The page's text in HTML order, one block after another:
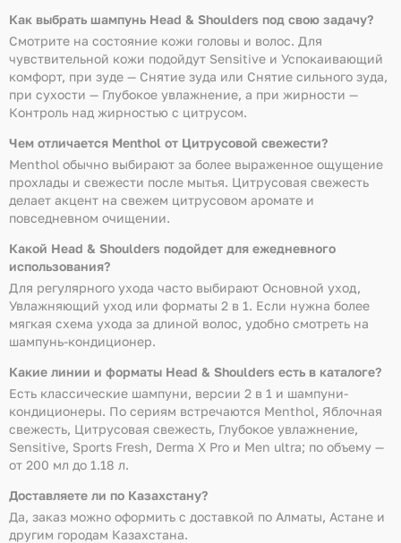
Как выбрать шампунь Head & Shoulders под свою задачу?
Смотрите на состояние кожи головы и волос. Для
чувствительной кожи подойдут Sensitive и Успокаивающий
комфорт, при зуде — Снятие зуда или Снятие сильного зуда,
при сухости — Глубокое увлажнение, а при жирности —
Контроль над жирностью с цитрусом.
Чем отличается Menthol от Цитрусовой свежести?
Menthol обычно выбирают за более выраженное ощущение
прохлады и свежести после мытья. Цитрусовая свежесть
делает акцент на свежем цитрусовом аромате и
повседневном очищении.
Какой Head & Shoulders подойдет для ежедневного
использования?
Для регулярного ухода часто выбирают Основной уход,
Увлажняющий уход или форматы 2 в 1. Если нужна более
мягкая схема ухода за длиной волос, удобно смотреть на
шампунь-кондиционер.
Какие линии и форматы Head & Shoulders есть в каталоге?
Есть классические шампуни, версии 2 в 1 и шампуни-
кондиционеры. По сериям встречаются Menthol, Яблочная
свежесть, Цитрусовая свежесть, Глубокое увлажнение,
Sensitive, Sports Fresh, Derma X Pro и Men ultra; по объему —
от 200 мл до 1.18 л.
Доставляете ли по Казахстану?
Да, заказ можно оформить с доставкой по Алматы, Астане и
другим городам Казахстана.